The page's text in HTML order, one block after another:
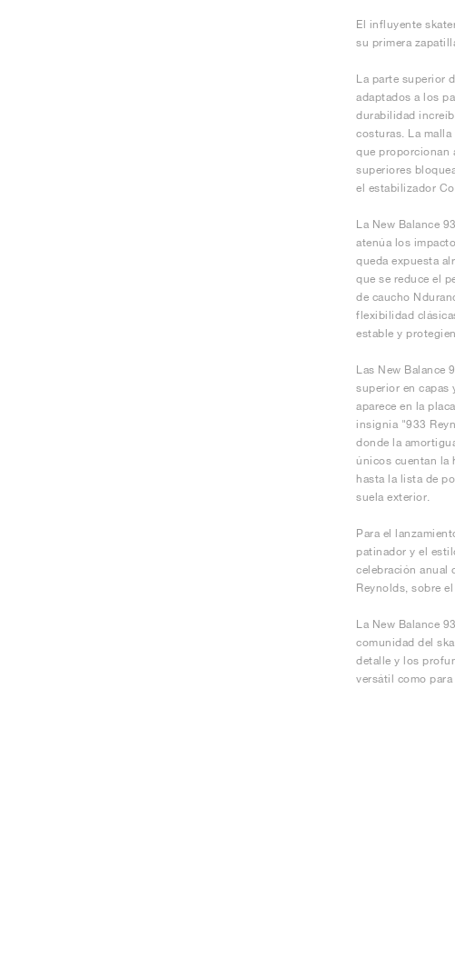
El influyente
su primera
La parte superior
adaptados a los
durabilidad
costuras. La
que proporcionan
superiores
el estabilizador
La New Balance
atenúa los
queda expuesta
que se reduce el
de caucho
flexibilidad
estable y
Las New Balance
superior en capas
aparece en la
insignia "933
donde la
únicos cuentan la
hasta la lista de
suela exterior.
Para el
patinador y el
celebración anual
Reynolds, sobre
La New Balance
comunidad del
detalle y los
versátil como para